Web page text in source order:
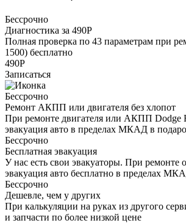
Бессрочно
Диагностика за 490Р
Полная проверка по 43 параметрам при
1500) бесплатно
490Р
Записаться
Бессрочно
Ремонт АКПП или двигателя без хлопот
При ремонте двигателя или АКПП Dodge
эвакуация авто в пределах МКАД в
Бессрочно
Бесплатная эвакуация
У нас есть свои эвакуаторы. При ремонте
эвакуация авто бесплатно в пределах
Бессрочно
Дешевле, чем у других
При калькуляции на руках из другого
и запчасти по более низкой цене